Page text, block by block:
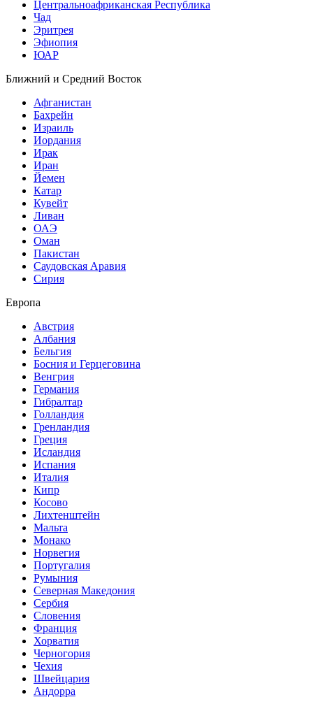
Центральноафриканская Республика
Чад
Эритрея
Эфиопия
ЮАР
Ближний и Средний Восток
Афганистан
Бахрейн
Израиль
Иордания
Ирак
Иран
Йемен
Катар
Кувейт
Ливан
ОАЭ
Оман
Пакистан
Саудовская Аравия
Сирия
Европа
Австрия
Албания
Бельгия
Босния и Герцеговина
Венгрия
Германия
Гибралтар
Голландия
Гренландия
Греция
Исландия
Испания
Италия
Кипр
Косово
Лихтенштейн
Мальта
Монако
Норвегия
Португалия
Румыния
Северная Македония
Сербия
Словения
Франция
Хорватия
Черногория
Чехия
Швейцария
Андорра